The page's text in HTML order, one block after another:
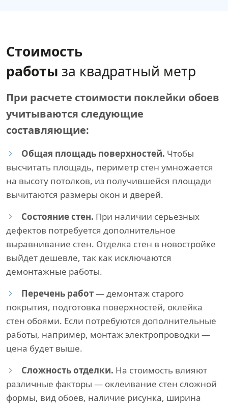
Стоимость
работы за квадратный метр
При расчете стоимости поклейки обоев
учитываются следующие
составляющие:
Общая площадь поверхностей. Чтобы
высчитать площадь, периметр стен умножается
на высоту потолков, из получившейся площади
вычитаются размеры окон и дверей.
Состояние стен. При наличии серьезных
дефектов потребуется дополнительное
выравнивание стен. Отделка стен в новостройке
выйдет дешевле, так как исключаются
демонтажные работы.
Перечень работ— демонтаж старого
покрытия, подготовка поверхностей, оклейка
стен обоями. Если потребуются дополнительные
работы, например, монтаж электропроводки —
цена будет выше.
Сложность отделки. На стоимость влияют
различные факторы — оклеивание стен сложной
формы, вид обоев, наличие рисунка, ширина